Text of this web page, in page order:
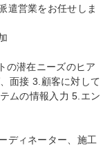
遣営業をお任せしま
の潜在ニーズのヒア
面接 3.顧客に対して
ムの情報入力 5.エン
ディネーター、施工